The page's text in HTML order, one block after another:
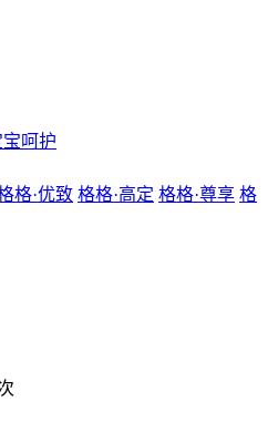
宝呵护
格·优致 格格·高定 格格·尊享 格